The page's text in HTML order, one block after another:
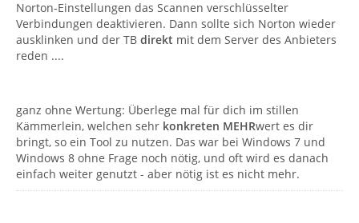
Norton-Einstellungen das Scannen verschlüsselter
Verbindungen deaktivieren. Dann sollte sich Norton wieder
ausklinken und der TB direkt mit dem Server des Anbieters
reden ....
ganz ohne Wertung: Überlege mal für dich im stillen
Kämmerlein, welchen sehr konkreten MEHRwert es dir
bringt, so ein Tool zu nutzen. Das war bei Windows 7 und
Windows 8 ohne Frage noch nötig, und oft wird es danach
einfach weiter genutzt - aber nötig ist es nicht mehr.